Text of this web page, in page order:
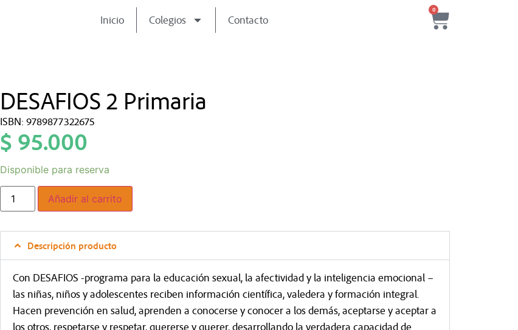
Inicio Colegios Contacto
0
DESAFIOS 2 Primaria
ISBN: 9789877322675
$ 95.000
Disponible para reserva
Añadir al carrito
Descripción producto
Con DESAFIOS -programa para la educación sexual, la afectividad y la inteligencia emocional –
las niñas, niños y adolescentes reciben información científica, valedera y formación integral.
Hacen prevención en salud, aprenden a conocerse y conocer a los demás, aceptarse y aceptar a
los otros, respetarse y respetar, quererse y querer, desarrollando la verdadera capacidad de